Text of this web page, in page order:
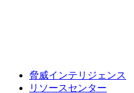
脅威インテリジェンス
リソースセンター